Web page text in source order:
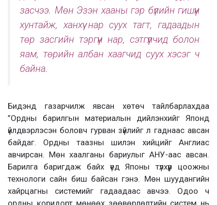
засчээ. Мөн Эзэн хааны гэр бүлийн гишүүн
хунтайж, ханхүү нар суух тагт, гадаадын
төр засгийн тэргүүн нар, сэтгүүлчид болон
яам, төрийн албан хаагчид суух хэсэг ч
байна.
Бидэнд газарчилж явсан хөтөч тайлбарлахдаа
”Ордны барилгын материалын дийлэнхийг Японд
үйлдвэрлэсэн боловч гурван зүйлийг л гаднаас авсан
байдаг. Ордны таазны шилэн хийцийг Англиас
авчирсан. Мөн хаалганы бариулыг АНУ-аас авсан.
Барилга баригдаж байх үед Японы түлхүүр цоожны
технологи сайн биш байсан гэнэ. Мөн шуудангийн
хайрцагны системийг гадаадаас авчээ. Одоо ч